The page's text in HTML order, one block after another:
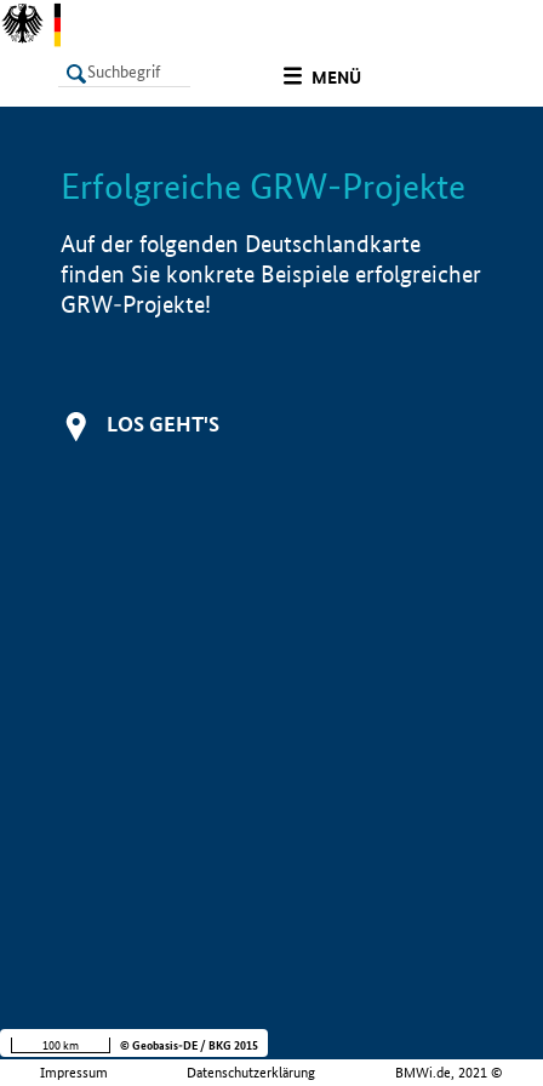
MENÜ
LISTE Info
Erfolgreiche GRW-Projekte
Auf der folgenden Deutschlandkarte
finden Sie konkrete Beispiele erfolgreicher
GRW-Projekte!
LOS GEHT'S
Impressum Datenschutzerklärung BMWi.de, 2021 ©
100 km © Geobasis-DE / BKG 2015